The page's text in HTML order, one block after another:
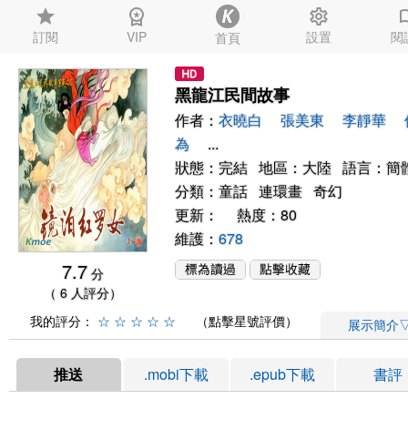
star
訂閱
workspace_premium
VIP 首頁
settings
設置 閱
7.7 分
（ 6 人評分）
黑龍江民間故事
作者： 衣曉白 張美東 李靜華
為
...
狀態：完結 地區：大陸 語言：簡
分類： 童話 連環畫 奇幻
更新： 熱度：80
維護： 678
我的評分： ☆ ☆ ☆ ☆ ☆ （點擊星號評價） 展示簡介
推送 .mobi下載 .epub下載 書評